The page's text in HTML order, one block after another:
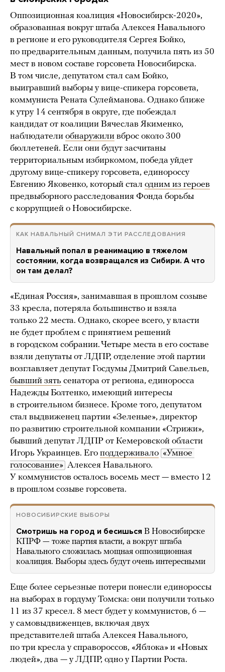
Оппозиционная коалиция «Новосибирск-2020»,
образованная вокруг штаба Алексея Навального
в регионе и его руководителя Сергея Бойко,
по предварительным данным, получила пять из 50
мест в новом составе горсовета Новосибирска.
В том числе, депутатом стал сам Бойко,
выигравший выборы у вице-спикера горсовета,
коммуниста Рената Сулейманова. Однако ближе
к утру 14 сентября в округе, где побеждал
кандидат от коалиции Вячеслав Якименко,
наблюдатели обнаружили вброс около 300
бюллетеней. Если они будут засчитаны
территориальным избиркомом, победа уйдет
другому вице-спикеру горсовета, единороссу
Евгению Яковенко, который стал одним из героев
предвыборного расследования Фонда борьбы
с коррупцией о Новосибирске.
КАК НАВАЛЬНЫЙ СНИМАЛ ЭТИ РАССЛЕДОВАНИЯ
Навальный попал в реанимацию в тяжелом
состоянии, когда возвращался из Сибири. А что
он там делал?
«Единая Россия», занимавшая в прошлом созыве
33 кресла, потеряла большинство и взяла
только 22 места. Однако, скорее всего, у власти
не будет проблем с принятием решений
в городском собрании. Четыре места в его составе
взяли депутаты от ЛДПР, отделение этой партии
возглавляет депутат Госдумы Дмитрий Савельев,
бывший зять сенатора от региона, единоросса
Надежды Болтенко, имеющий интересы
в строительном бизнесе. Кроме того, депутатом
стал выдвиженец партии «Зеленые», директор
по развитию строительной компании «Стрижи»,
бывший депутат ЛДПР от Кемеровской области
Игорь Украинцев. Его поддерживало «Умное
голосование» Алексея Навального.
У коммунистов осталось восемь мест — вместо 12
в прошлом созыве горсовета.
НОВОСИБИРСКИЕ ВЫБОРЫ
Смотришь на город и бесишься В Новосибирске
КПРФ — тоже партия власти, а вокруг штаба
Навального сложилась мощная оппозиционная
коалиция. Выборы здесь будут очень интересными
Еще более серьезные потери понесли единороссы
на выборах в гордуму Томска: они получили только
11 из 37 кресел. 8 мест будет у коммунистов, 6 —
у самовыдвиженцев, включая двух
представителей штаба Алексея Навального,
по три кресла у справороссов, «Яблока» и «Новых
людей», два — у ЛДПР, одно у Партии Роста.